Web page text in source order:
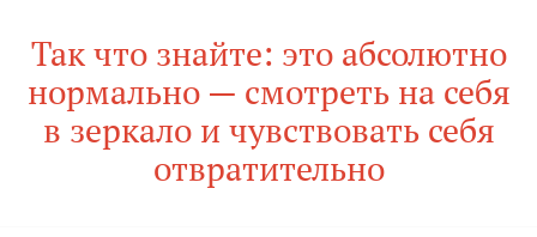
Так что знайте: это абсолютно
нормально — смотреть на себя
в зеркало и чувствовать себя
отвратительно